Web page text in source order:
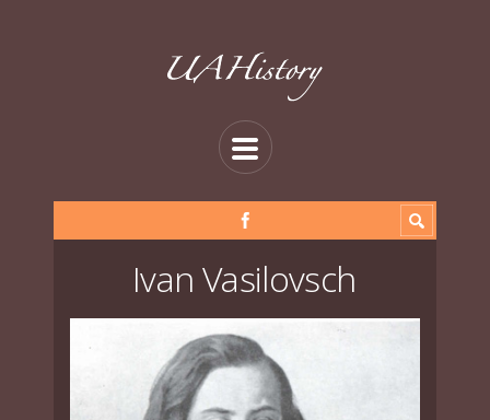
Ivan Vasilovsch